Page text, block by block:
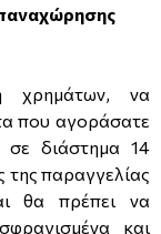
χρημάτων, να
που αγοράσατε
σε διάστημα 14
παραγγελίας
θα πρέπει να
και